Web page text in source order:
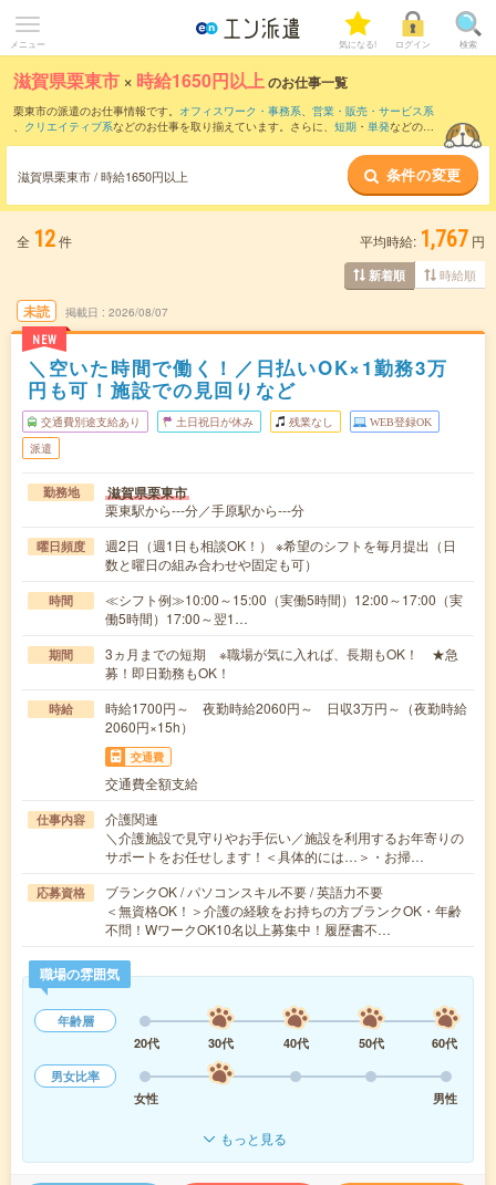
メニュー 気になる! ログイン 検索
滋賀県栗東市 × 時給1650円以上のお仕事一覧
栗東市の派遣のお仕事情報です。 オフィスワーク・事務系、 営業・販売・サービス系
、 クリエイティブ系などのお仕事を取り揃えています。さらに、 短期 ・ 単発などの期
滋賀県栗東市 / 時給1650円以上 条件の変更
全 12件 平均時給: 1,767 円
新着順 時給順
未読
NEW
掲載日 2026/08/07
＼空いた時間で働く！／日払いOK×1勤務3万
円も可！施設での見回りなど
交通費別途支給あり 土日祝日が休み 残業なし WEB登録OK
派遣
勤務地 滋賀県栗東市
栗東駅から---分／手原駅から---分
曜日頻度
週2日（週1日も相談OK！） ※希望のシフトを毎月提出（日
数と曜日の組み合わせや固定も可）
時間
≪シフト例≫10:00～15:00（実働5時間）12:00～17:00（実
働5時間）17:00～翌1…
期間
3ヵ月までの短期 ※職場が気に入れば、長期もOK！ ★急
募！即日勤務もOK！
時給
時給1700円～ 夜勤時給2060円～ 日収3万円～（夜勤時給
2060円×15h）
交通費
交通費全額支給
仕事内容
介護関連
＼介護施設で見守りやお手伝い／施設を利用するお年寄りの
サポートをお任せします！＜具体的には…＞・お掃…
応募資格
ブランクOK / パソコンスキル不要 / 英語力不要
＜無資格OK！＞介護の経験をお持ちの方ブランクOK・年齢
不問！WワークOK10名以上募集中！履歴書不…
職場の雰囲気
年齢層
20代
30代 40代 50代
60代
男女比率
女性
男性
もっと見る